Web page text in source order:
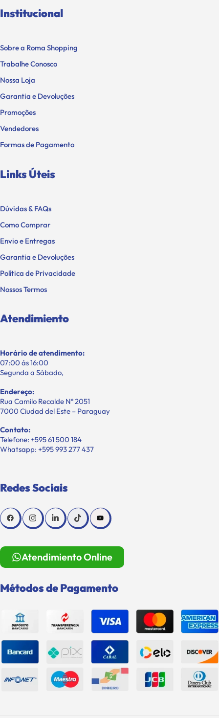
Institucional
Sobre a Roma Shopping
Trabalhe Conosco
Nossa Loja
Garantia e Devoluções
Promoções
Vendedores
Formas de Pagamento
Links Úteis
Dúvidas & FAQs
Como Comprar
Envio e Entregas
Garantia e Devoluções
Política de Privacidade
Nossos Termos
Atendimiento
Horário de atendimento:
07:00 ás 16:00
Segunda a Sábado,
Endereço:
Rua Camilo Recalde Nº 2051
7000 Ciudad del Este – Paraguay
Contato:
Telefone: +595 61 500 184
Whatsapp: +595 993 277 437
Redes Sociais
Atendimiento Online
Métodos de Pagamento